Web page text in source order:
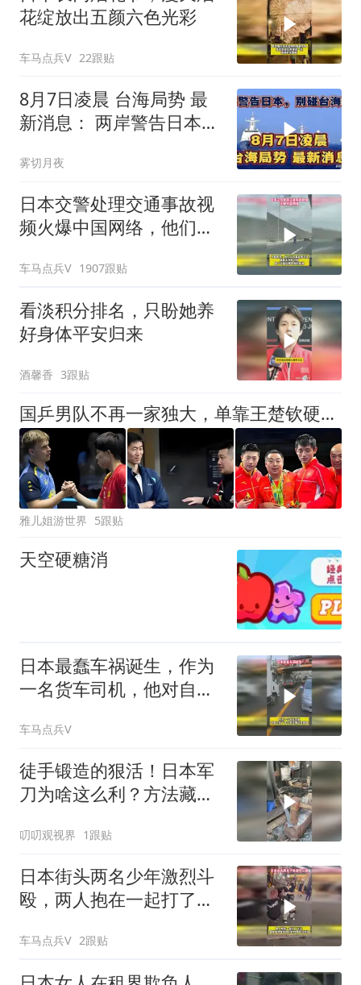
花绽放出五颜六色光彩
车马点兵V 22跟贴
8月7日凌晨 台海局势 最
新消息： 两岸警告日本，
雾切月夜
日本交警处理交通事故视
频火爆中国网络，他们认
车马点兵V 1907跟贴
看淡积分排名，只盼她养
好身体平安归来
酒馨香 3跟贴
国乒男队不再一家独大，单靠王楚钦硬扛，压力已经摆在台上！
雅儿姐游世界 5跟贴
天空硬糖消
日本最蠢车祸诞生，作为
一名货车司机，他对自己
车马点兵V
徒手锻造的狠活！日本军
刀为啥这么利？方法藏着
叨叨观视界 1跟贴
日本街头两名少年激烈斗
殴，两人抱在一起打了半
车马点兵V 2跟贴